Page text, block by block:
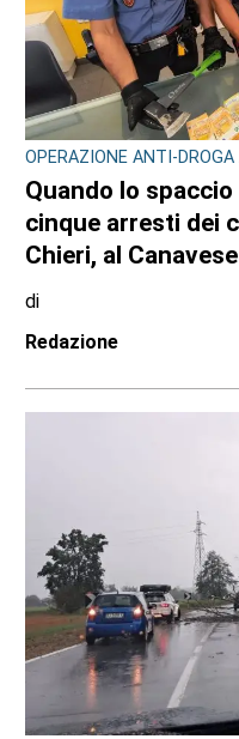
OPERAZIONE ANTI-
Quando lo
cinque arresti dei
Chieri, al Canavese
di
Redazione